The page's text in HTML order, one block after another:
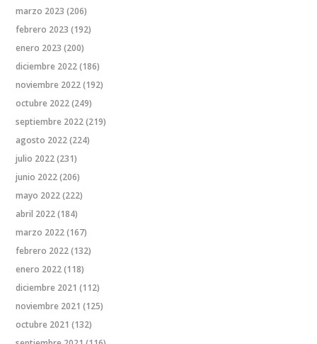
marzo 2023 (206)
febrero 2023 (192)
enero 2023 (200)
diciembre 2022(186)
noviembre 2022(192)
octubre 2022(249)
septiembre 2022(219)
agosto 2022(224)
julio 2022(231)
junio 2022(206)
mayo 2022(222)
abril 2022(184)
marzo 2022(167)
febrero 2022(132)
enero 2022(118)
diciembre 2021 (112)
noviembre 2021 (125)
octubre 2021 (132)